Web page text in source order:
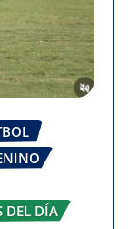
DEL DÍA